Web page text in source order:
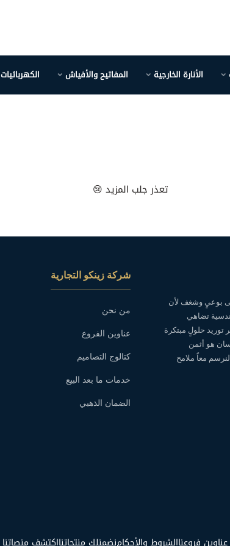
الأنارة الخارجية المفاتيح والأفياش الكهربائيات
تعذر جلب المزيد 😢
بوعيٍ وشغف لأن
تضاهي
توريد حلولٍ مبتكرة
هو أثمن
معاً ملامح
شركة زينكو التجارية
من نحن
عناوين الفروع
كتالوج التصاميم
خدمات ما بعد البيع
الضمان الذهبي
عناوين فروعناالشروط والأحكامنضمنلك منتجاتنااكتشف منصاتنا